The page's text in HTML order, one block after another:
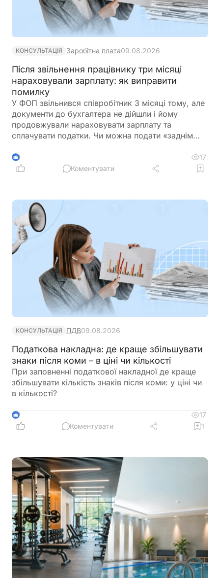
КОНСУЛЬТАЦІЯ Заробітна плата09.08.2026
Після звільнення працівнику три місяці
нараховували зарплату: як виправити
помилку
У ФОП звільнився співробітник 3 місяці тому, але
документи до бухгалтера не дійшли і йому
продовжували нараховувати зарплату та
сплачувати податки. Чи можна подати «заднім
податкову та відкоригувати зарплатну звітність? І
чи повинен він повернути виплачену йому
3
17
Коментувати
КОНСУЛЬТАЦІЯ ПДВ09.08.2026
Податкова накладна: де краще збільшувати
знаки після коми – в ціні чи кількості
При заповненні податкової накладної де краще
збільшувати кількість знаків після коми: у ціні чи
в кількості?
2
17
Коментувати
1